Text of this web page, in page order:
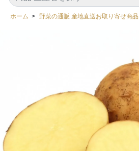
ホーム > 野菜の通販 産地直送お取り寄せ商品